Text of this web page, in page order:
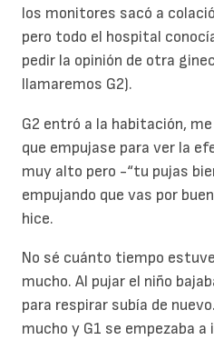
los monitores sacó a
pero todo el hospital
pedir la opinión de otra
llamaremos G2).
G2 entró a la habitación,
que empujase para ver la
muy alto pero -“tu pujas
empujando que vas por
hice.
No sé cuánto tiempo
mucho. Al pujar el niño
para respirar subía de
mucho y G1 se empezaba